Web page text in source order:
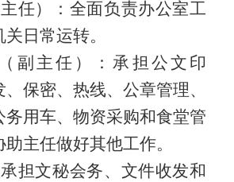
任）：全面负责办公室工
日常运转。
副主任）：承担公文印
保密、热线、公章管理、
务用车、物资采购和食堂管
主任做好其他工作。
担文秘会务、文件收发和